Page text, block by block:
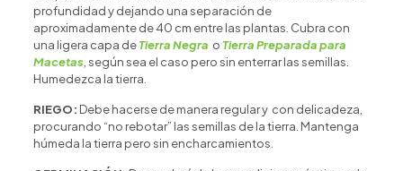
profundidad y dejando una separación de
aproximadamente de 40 cm entre las plantas. Cubra con
una ligera capa deTierra Negra o Tierra Preparada para
Macetas , según sea el caso pero sin enterrar las semillas.
Humedezca la tierra.
RIEGO: Debe hacerse de manera regular y con delicadeza,
procurando “no rebotar” las semillas de la tierra. Mantenga
húmeda la tierra pero sin encharcamientos.